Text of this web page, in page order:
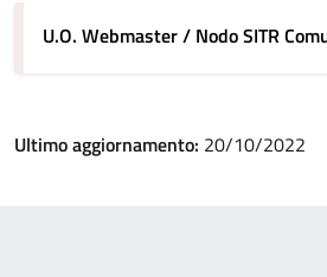
U.O. Webmaster / Nodo SITR
Ultimo aggiornamento: 20/10/2022